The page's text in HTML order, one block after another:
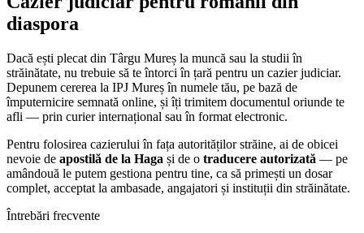
diaspora
Dacă ești plecat din Târgu Mureș la muncă sau la studii în
străinătate, nu trebuie să te întorci în țară pentru un cazier judiciar.
Depunem cererea la IPJ Mureșîn numele tău, pe bază de
împuternicire semnată online, și îți trimitem documentul oriunde te
afli — prin curier internațional sau în format electronic.
Pentru folosirea cazierului în fața autorităților străine, ai de obicei
nevoie de apostilă de la Haga și de o traducere autorizată — pe
amândouă le putem gestiona pentru tine, ca să primești un dosar
complet, acceptat la ambasade, angajatori și instituții din străinătate.
Întrebări frecvente